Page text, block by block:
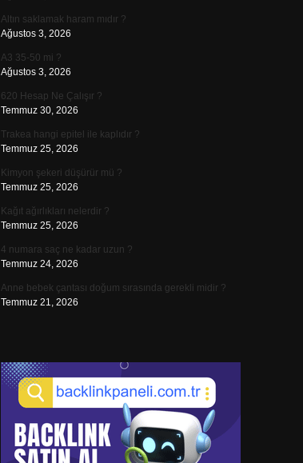
Altın saklamak haram mıdır ?
Ağustos 3, 2026
A3 35-50 mi ?
Ağustos 3, 2026
620 Hesap Ne Çalışır ?
Temmuz 30, 2026
Trakea hangi epitel ile kaplıdır ?
Temmuz 25, 2026
Kimyon şekeri düşürür mü ?
Temmuz 25, 2026
Kağıt ağırlıkları nelerdir ?
Temmuz 25, 2026
4 numara saç ne kadar uzun ?
Temmuz 24, 2026
Anne bebek çantası doğum sırasında gerekli midir ?
Temmuz 21, 2026